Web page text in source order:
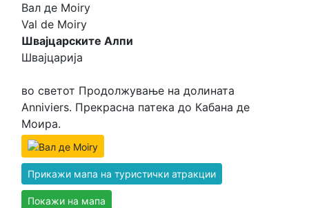
Вал де Moiry
Val de Moiry
Швајцарските Алпи
Швајцарија
во светот Продолжување на долината
Anniviers. Прекрасна патека до Кабана де
Моира.
Прикажи мапа на туристички атракции
Покажи на мапа